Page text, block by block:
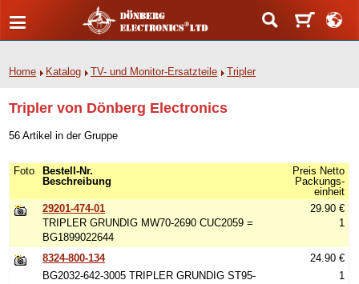
Home Katalog TV- und Monitor-Ersatzteile Tripler
Tripler von Dönberg Electronics
56 Artikel in der Gruppe
Foto
Bestell-Nr.
Beschreibung
Preis Netto
Packungs-
einheit
29201-474-01
TRIPLER GRUNDIG MW70-2690 CUC2059 =
BG1899022644
29.90 €
1
8324-800-134
BG2032-642-3005 TRIPLER GRUNDIG ST95-
24.90 €
1